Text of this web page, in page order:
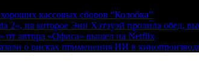
кассовых сборов “Колобка”
2», на которое Энн Хэтэуэй пролила обед,
от автора «Офиса» вышел на Netflix
о рисках применения ИИ в